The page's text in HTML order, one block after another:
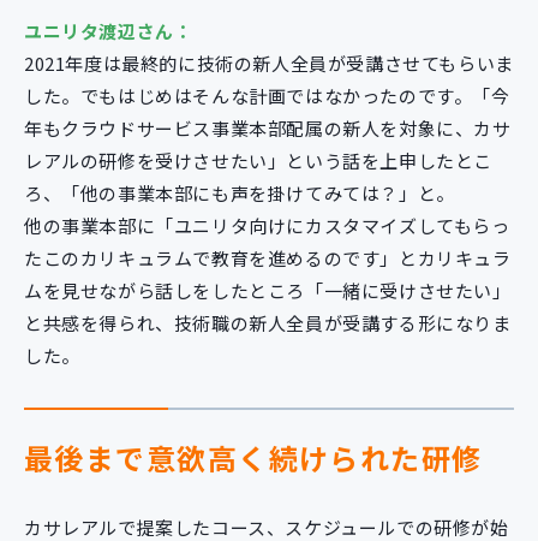
ユニリタ渡辺さん：
2021年度は最終的に技術の新人全員が受講させてもらいま
した。でもはじめはそんな計画ではなかったのです。「今
年もクラウドサービス事業本部配属の新人を対象に、カサ
レアルの研修を受けさせたい」という話を上申したとこ
ろ、「他の事業本部にも声を掛けてみては？」と。
他の事業本部に「ユニリタ向けにカスタマイズしてもらっ
たこのカリキュラムで教育を進めるのです」とカリキュラ
ムを見せながら話しをしたところ「一緒に受けさせたい」
と共感を得られ、技術職の新人全員が受講する形になりま
した。
最後まで意欲高く続けられた研修
カサレアルで提案したコース、スケジュールでの研修が始